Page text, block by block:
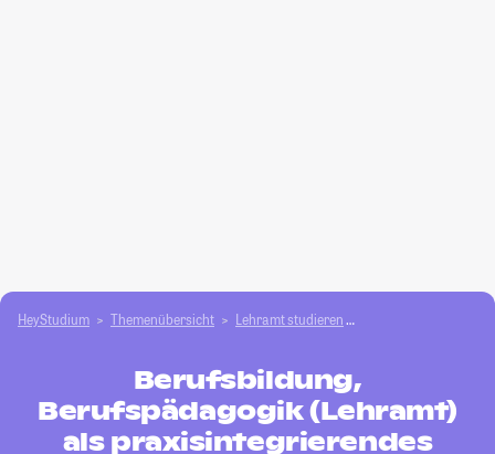
HeyStudium Themenübersicht Lehramt studieren
Berufsbildung,
Berufspädagogik (Lehramt)
als praxisintegrierendes